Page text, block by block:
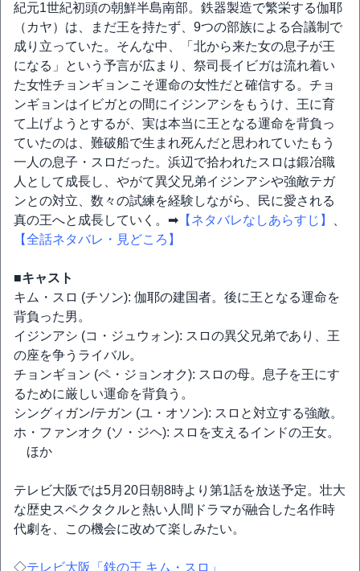
紀元1世紀初頭の朝鮮半島南部。鉄器製造で繁栄する伽耶
（カヤ）は、まだ王を持たず、9つの部族による合議制で
成り立っていた。そんな中、「北から来た女の息子が王
になる」という予言が広まり、祭司長イビガは流れ着い
た女性チョンギョンこそ運命の女性だと確信する。チョ
ンギョンはイビガとの間にイジンアシをもうけ、王に育
て上げようとするが、実は本当に王となる運命を背負っ
ていたのは、難破船で生まれ死んだと思われていたもう
一人の息子・スロだった。浜辺で拾われたスロは鍛冶職
人として成長し、やがて異父兄弟イジンアシや強敵テガ
ンとの対立、数々の試練を経験しながら、民に愛される
真の王へと成長していく。➡ 【ネタバレなしあらすじ】
【全話ネタバレ・見どころ】
■キャスト
キム・スロ (チソン): 伽耶の建国者。後に王となる運命を
背負った男。
イジンアシ (コ・ジュウォン): スロの異父兄弟であり、王
の座を争うライバル。
チョンギョン (ペ・ジョンオク): スロの母。息子を王にす
るために厳しい運命を背負う。
シングィガン/テガン (ユ・オソン): スロと対立する強敵。
ホ・ファンオク (ソ・ジヘ): スロを支えるインドの王女。
ほか
テレビ大阪では5月20日朝8時より第1話を放送予定。壮大
な歴史スペクタクルと熱い人間ドラマが融合した名作時
代劇を、この機会に改めて楽しみたい。
◇テレビ大阪「鉄の王 キム・スロ」